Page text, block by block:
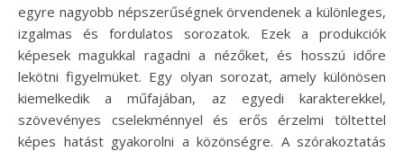
egyre nagyobb népszerűségnek örvendenek a különleges,
izgalmas és fordulatos sorozatok. Ezek a produkciók
képesek magukkal ragadni a nézőket, és hosszú időre
lekötni figyelmüket. Egy olyan sorozat, amely különösen
kiemelkedik a műfajában, az egyedi karakterekkel,
szövevényes cselekménnyel és erős érzelmi töltettel
képes hatást gyakorolni a közönségre. A szórakoztatás